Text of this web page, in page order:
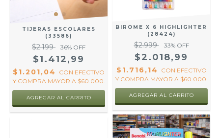
TIJERAS ESCOLARES
(33586)
$2.199 36% OFF
$1.412,99
$1.201,04 CON EFECTIVO
Y COMPRA MAYOR A $60.000.
BIROME X 6 HIGHLIGHTER
(28424)
$2.999 33% OFF
$2.018,99
$1.716,14 CON EFECTIVO
Y COMPRA MAYOR A $60.000.